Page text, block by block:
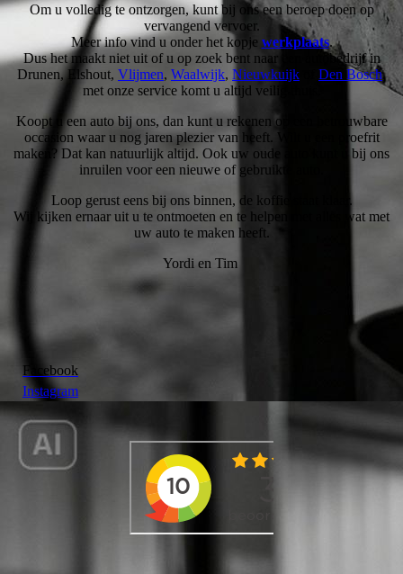
Om u volledig te ontzorgen, kunt bij ons een beroep doen op
vervangend vervoer.
Meer info vind u onder het kopje werkplaats.
Dus het maakt niet uit of u op zoek bent naar een autobedrijf in
Drunen, Elshout, Vlijmen, Waalwijk, Nieuwkuijk Den Bosch,
met onze service komt u altijd veilig thuis.
Koopt u een auto bij ons, dan kunt u rekenen op een betrouwbare
occasion waar u nog jaren plezier van heeft. Wilt u een proefrit
maken? Dat kan natuurlijk altijd. Ook uw oude auto kunt u bij ons
inruilen voor een nieuwe of gebruikte auto.
Loop gerust eens bij ons binnen, de koffie staat klaar.
Wij kijken ernaar uit u te ontmoeten en te helpen met alles wat met
uw auto te maken heeft.
Yordi en Tim
Facebook
Instagram